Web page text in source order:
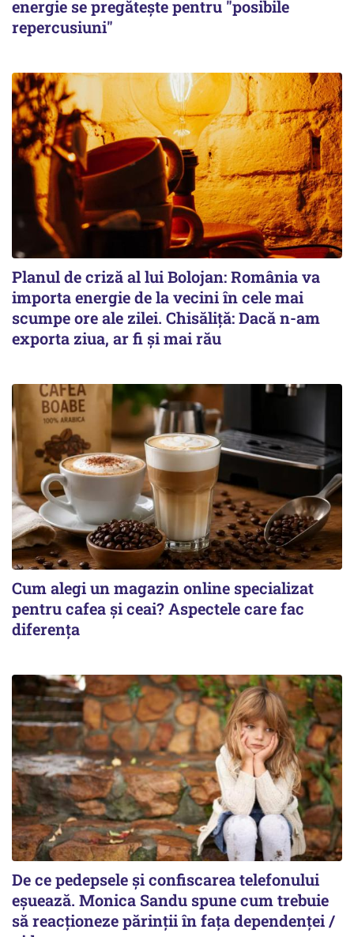
energie se pregătește pentru "posibile
repercusiuni"
Planul de criză al lui Bolojan: România va
importa energie de la vecini în cele mai
scumpe ore ale zilei. Chisăliță: Dacă n-am
exporta ziua, ar fi și mai rău
Cum alegi un magazin online specializat
pentru cafea și ceai? Aspectele care fac
diferența
De ce pedepsele și confiscarea telefonului
eșuează. Monica Sandu spune cum trebuie
să reacționeze părinții în fața dependenței /